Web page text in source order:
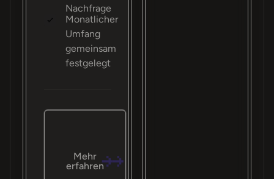
Nachfrage
Monatlicher
Umfang
gemeinsam
festgelegt
Mehr
erfahren